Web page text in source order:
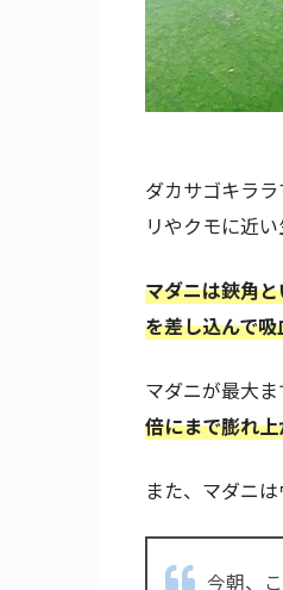
ダカサゴキラ
リやクモに近い
マダニは鋏角
を差し込んで
マダニが最大
倍にまで膨れ
また、マダニ
今朝、